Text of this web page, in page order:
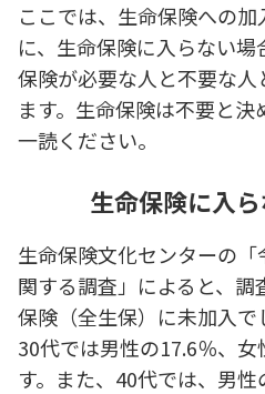
ここでは、生命保険への
に、生命保険に入らない
保険が必要な人と不要な
ます。生命保険は不要と
一読ください。
生命保険に入
生命保険文化センターの
関する調査」によると、
保険（全生保）に未加入で
30代では男性の17.6％、
す。また、40代では、男